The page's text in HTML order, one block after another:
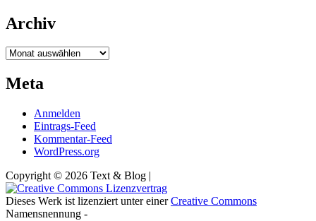
Archiv
Archiv
Meta
Anmelden
Eintrags-Feed
Kommentar-Feed
WordPress.org
Copyright © 2026 Text & Blog |
Dieses Werk ist lizenziert unter einerCreative Commons
Namensnennung -